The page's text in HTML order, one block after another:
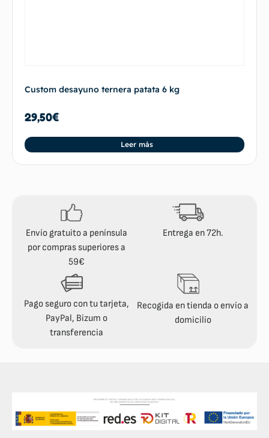
Custom desayuno ternera patata 6 kg
29,50€
Leer más
Envío gratuito a península
por compras superiores a
59€
Entrega en 72h.
Pago seguro con tu tarjeta,
PayPal, Bizum o
transferencia
Recogida en tienda o envío a
domicilio